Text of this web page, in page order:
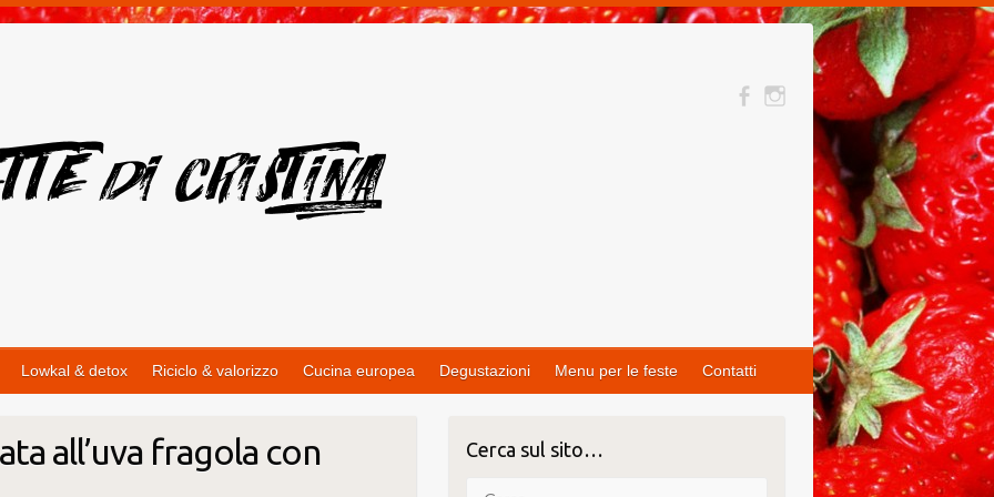
Lowkal & detox Riciclo & valorizzo Cucina europea Degustazioni Menu per le feste Contatti
all’uva fragola con
Cerca sul sito…
Cerca